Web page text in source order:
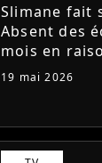
Slimane fait
Absent des
mois en
contre lui, le
19 mai 2026